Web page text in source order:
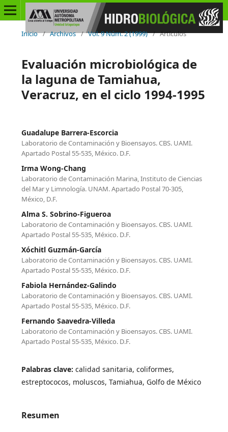
Inicio / Archivos / Vol. 9 Núm. 2 (1999) / Artículos
Evaluación microbiológica de
la laguna de Tamiahua,
Veracruz, en el ciclo 1994-1995
Guadalupe Barrera-Escorcia
Laboratorio de Contaminación y Bioensayos. CBS. UAMI.
Apartado Postal 55-535, México. D.F.
Irma Wong-Chang
Laboratorio de Contaminación Marina, Instituto de Ciencias
del Mar y Limnología. UNAM. Apartado Postal 70-305,
México, D.F.
Alma S. Sobrino-Figueroa
Laboratorio de Contaminación y Bioensayos. CBS. UAMI.
Apartado Postal 55-535, México. D.F.
Xóchitl Guzmán-García
Laboratorio de Contaminación y Bioensayos. CBS. UAMI.
Apartado Postal 55-535, México. D.F.
Fabiola Hernández-Galindo
Laboratorio de Contaminación y Bioensayos. CBS. UAMI.
Apartado Postal 55-535, México. D.F.
Fernando Saavedra-Villeda
Laboratorio de Contaminación y Bioensayos. CBS. UAMI.
Apartado Postal 55-535, México. D.F.
Palabras clave:calidad sanitaria, coliformes,
estreptococos, moluscos, Tamiahua, Golfo de México
Resumen